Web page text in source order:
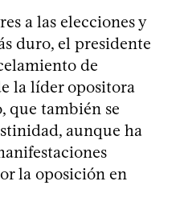
a las elecciones y
duro, el presidente
de
la líder opositora
que también se
aunque ha
la oposición en